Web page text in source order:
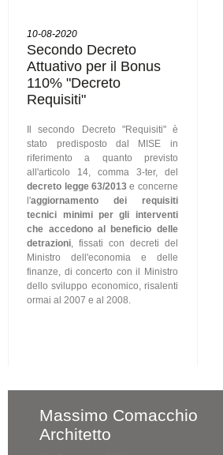
10-08-2020
Secondo Decreto
Attuativo per il Bonus
110% "Decreto
Requisiti"
Il secondo Decreto "Requisiti" è
stato predisposto dal MISE in
riferimento a quanto previsto
all'articolo 14, comma 3-ter, del
decreto legge 63/2013 e concerne
l'aggiornamento dei requisiti
tecnici minimi per gli interventi
che accedono al beneficio delle
detrazioni , fissati con decreti del
Ministro dell'economia e delle
finanze, di concerto con il Ministro
dello sviluppo economico, risalenti
ormai al 2007 e al 2008.
Massimo Comacchio
Architetto